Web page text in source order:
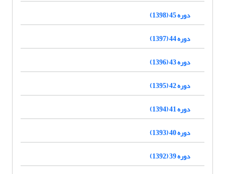
دوره 45 (1398)
دوره 44 (1397)
دوره 43 (1396)
دوره 42 (1395)
دوره 41 (1394)
دوره 40 (1393)
دوره 39 (1392)